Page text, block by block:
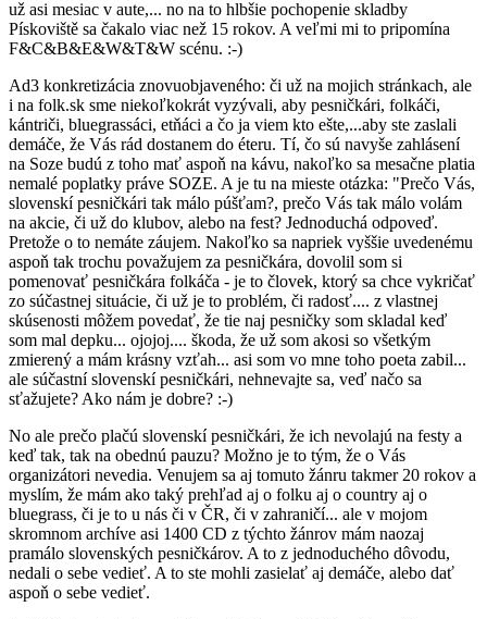
už asi mesiac v aute,... no na to hlbšie pochopenie skladby
Pískoviště sa čakalo viac než 15 rokov. A veľmi mi to pripomína
F&C&B&E&W&T&W scénu. :-)
Ad3 konkretizácia znovuobjaveného: či už na mojich stránkach, ale
i na folk.sk sme niekoľkokrát vyzývali, aby pesničkári, folkáči,
kántriči, bluegrassáci, etňáci a čo ja viem kto ešte,...aby ste zaslali
demáče, že Vás rád dostanem do éteru. Tí, čo sú navyše zahlásení
na Soze budú z toho mať aspoň na kávu, nakoľko sa mesačne platia
nemalé poplatky práve SOZE. A je tu na mieste otázka: "Prečo Vás,
slovenskí pesničkári tak málo púšťam?, prečo Vás tak málo volám
na akcie, či už do klubov, alebo na fest? Jednoduchá odpoveď.
Pretože o to nemáte záujem. Nakoľko sa napriek vyššie uvedenému
aspoň tak trochu považujem za pesničkára, dovolil som si
pomenovať pesničkára folkáča - je to človek, ktorý sa chce vykričať
zo súčastnej situácie, či už je to problém, či radosť.... z vlastnej
skúsenosti môžem povedať, že tie naj pesničky som skladal keď
som mal depku... ojojoj.... škoda, že už som akosi so všetkým
zmierený a mám krásny vzťah... asi som vo mne toho poeta zabil...
ale súčastní slovenskí pesničkári, nehnevajte sa, veď načo sa
sťažujete? Ako nám je dobre? :-)
No ale prečo plačú slovenskí pesničkári, že ich nevolajú na festy a
keď tak, tak na obednú pauzu? Možno je to tým, že o Vás
organizátori nevedia. Venujem sa aj tomuto žánru takmer 20 rokov a
myslím, že mám ako taký prehľad aj o folku aj o country aj o
bluegrass, či je to u nás či v ČR, či v zahraničí... ale v mojom
skromnom archíve asi 1400 CD z týchto žánrov mám naozaj
pramálo slovenských pesničkárov. A to z jednoduchého dôvodu,
nedali o sebe vedieť. A to ste mohli zasielať aj demáče, alebo dať
aspoň o sebe vedieť.